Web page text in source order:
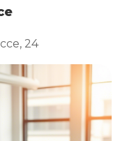
24